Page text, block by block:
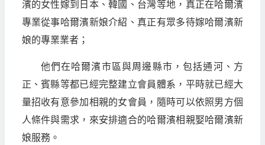
濱的女性嫁到日本、韓國、台灣等地，真正在哈爾濱
專業從事哈爾濱新娘介紹、真正有眾多待嫁哈爾濱新
娘的專業業者；
他們在哈爾濱市區與周邊縣市，包括通河、方
正、賓縣等都已經完整建立會員體系，平時就已經大
量招收有意參加相親的女會員，隨時可以依照男方個
人條件與需求，來安排適合的哈爾濱相親娶哈爾濱新
娘服務。